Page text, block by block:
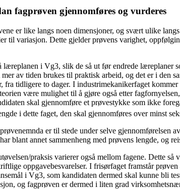
fagprøven gjennomføres og vurderes
er like langs noen dimensjoner, og svært ulike
til variasjon. Dette gjelder prøvens varighet,
læreplanen i Vg3, slik de så ut før endrede
av tiden brukes til praktisk arbeid, og det er i den
fra tidligere to dager. I industrimekanikerfaget
være mulighet til å gjøre også etter
skal gjennomføre et prøvestykke som ikke
i dette faget, den skal gjennomføres over minst
er til stede under selve gjennomførelsen
blant annet sammenheng med prøvens lengde, og
praksis varierer også mellom fagene. Dette
oppgavebesvarelser. I frisørfaget framstår
i Vg3, som kandidaten dermed skal kunne bli
og fagprøven er dermed i liten grad